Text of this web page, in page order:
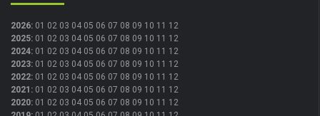
2026: 01 02 03 04 05 06 07 08 09 10 11 12
2025: 01 02 03 04 05 06 07 08 09 10 11 12
2024: 01 02 03 04 05 06 07 08 09 10 11 12
2023: 01 02 03 04 05 06 07 08 09 10 11 12
2022: 01 02 03 04 05 06 07 08 09 10 11 12
2021 : 01 02 03 04 05 06 07 08 09 10 11 12
2020: 01 02 03 04 05 06 07 08 09 10 11 12